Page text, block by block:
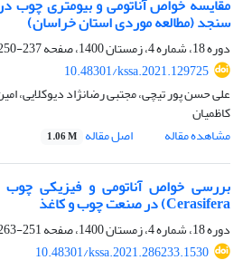
مقایسه خواص آناتومی و بیومتری
سنجد (مطالعه موردی استان خراسان)
دوره 18، شماره 4، زمستان 1400، صفحه
237-250
10.48301/kssa.2021.129725
علی حسن پور تیچی، مجتبی رضانژاد دیوکلایی،
کاظمیان
مشاهده مقاله
اصل مقاله 1.06 M
Cerasifera) در صنعت چوب و کاغذ
دوره 18، شماره 4، زمستان 1400، صفحه
251-263
10.48301/kssa.2021.286233.1530